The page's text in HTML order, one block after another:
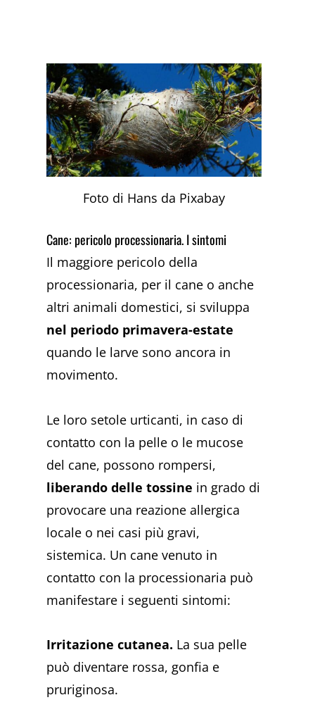
Foto di Hans da Pixabay
Cane: pericolo processionaria. I sintomi
Il maggiore pericolo della
processionaria, per il cane o anche
altri animali domestici, si sviluppa
nel periodo primavera-estate
quando le larve sono ancora in
movimento.
Le loro setole urticanti, in caso di
contatto con la pelle o le mucose
del cane, possono rompersi,
liberando delle tossine in grado di
provocare una reazione allergica
locale o nei casi più gravi,
sistemica. Un cane venuto in
contatto con la processionaria può
manifestare i seguenti sintomi:
Irritazione cutanea. La sua pelle
può diventare rossa, gonfia e
pruriginosa.